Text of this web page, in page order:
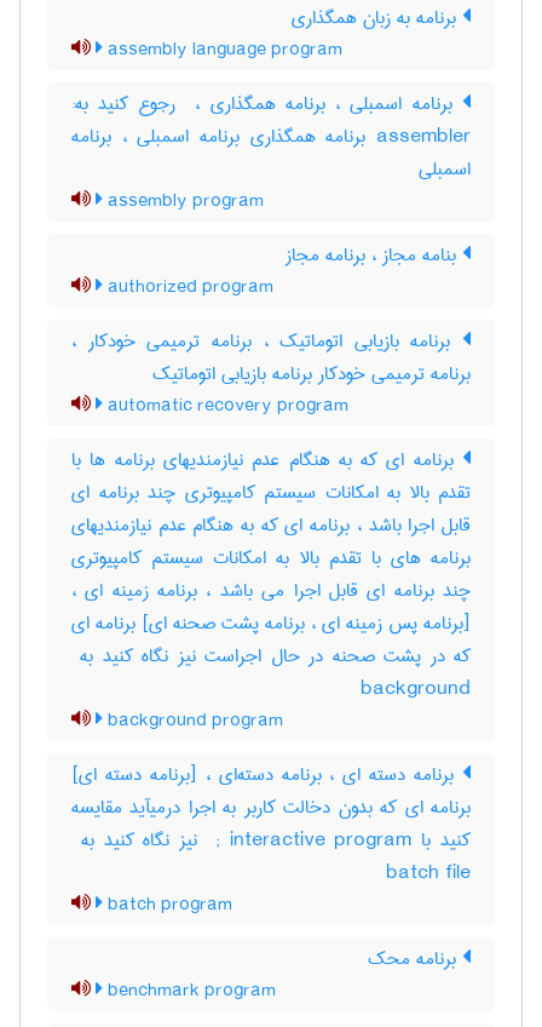
برنامه به زبان همگذاری
assembly language program
برنامه اسمبلی ، برنامه همگذاری ، ‎ رجوع کنید به:
assembler برنامه همگذاری برنامه اسمبلی ، برنامه
‌اسمبلی
assembly program
بنامه مجاز ، برنامه مجاز
authorized program
برنامه بازیابی اتوماتیک ، برنامه ترمیمی خودکار ،
برنامه ترمیمی خودکار برنامه بازیابی اتوماتیک
automatic recovery program
برنامه ای که به هنگام عدم نیازمندیهای برنامه ها با
تقدم بالا به امکانات سیستم کامپیوتری چند برنامه ای
قابل اجرا باشد ، برنامه ای که به هنگام عدم نیازمندیهای
برنامه های با تقدم بالا به امکانات سیستم کامپیوتری
چند برنامه ای قابل اجرا می باشد ، برنامه زمینه ای ،
[برنامه پس زمینه ای ، برنامه پشت صحنه ای] برنامه ای
background
background program
برنامه دسته ای ، برنامه دسته‌ای ، [برنامه دسته ای]
برنامه ای که بدون دخالت کاربر به اجرا درمیآید مقایسه
batch file
batch program
برنامه محک
benchmark program